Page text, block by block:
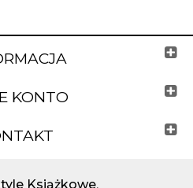
KONTO
Książkowe.